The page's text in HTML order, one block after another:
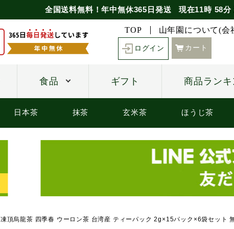
全国送料無料！年中無休365日発送 現在11時 58分
TOP 山年園について(会
ログイン カート
食品 ギフト 商品ラン
日本茶 抹茶 玄米茶 ほうじ茶
凍頂烏龍茶 四季春 ウーロン茶 台湾産 ティーパック 2g×15パック×6袋セット